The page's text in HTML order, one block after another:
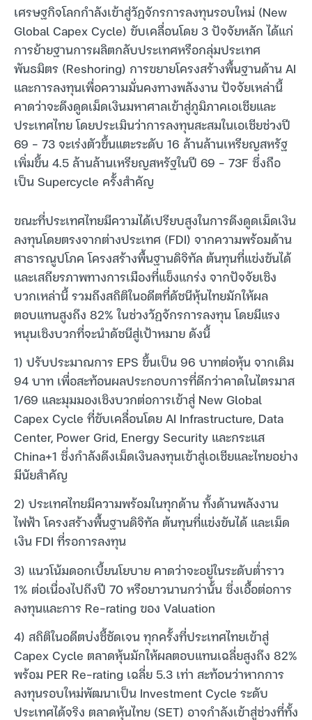
เศรษฐกิจโลกกำลังเข้าสู่วัฏจักรการลงทุนรอบใหม่ (New
Global Capex Cycle) ขับเคลื่อนโดย 3 ปัจจัยหลัก ได้แก่
การย้ายฐานการผลิตกลับประเทศหรือกลุ่มประเทศ
พันธมิตร (Reshoring) การขยายโครงสร้างพื้นฐานด้าน AI
และการลงทุนเพื่อความมั่นคงทางพลังงาน ปัจจัยเหล่านี้
คาดว่าจะดึงดูดเม็ดเงินมหาศาลเข้าสู่ภูมิภาคเอเชียและ
ประเทศไทย โดยประเมินว่าการลงทุนสะสมในเอเชียช่วงปี
69 – 73 จะเร่งตัวขึ้นแตะระดับ 16 ล้านล้านเหรียญสหรัฐ
เพิ่มขึ้น 4.5 ล้านล้านเหรียญสหรัฐในปี 69 – 73F ซึ่งถือ
เป็น Supercycle ครั้งสำคัญ
ขณะที่ประเทศไทยมีความได้เปรียบสูงในการดึงดูดเม็ดเงิน
ลงทุนโดยตรงจากต่างประเทศ (FDI) จากความพร้อมด้าน
สาธารณูปโภค โครงสร้างพื้นฐานดิจิทัล ต้นทุนที่แข่งขันได้
และเสถียรภาพทางการเมืองที่แข็งแกร่ง จากปัจจัยเชิง
บวกเหล่านี้ รวมถึงสถิติในอดีตที่ดัชนีหุ้นไทยมักให้ผล
ตอบแทนสูงถึง 82% ในช่วงวัฏจักรการลงทุน โดยมีแรง
หนุนเชิงบวกที่จะนำดัชนีสู่เป้าหมาย ดังนี้
1) ปรับประมาณการ EPS ขึ้นเป็น 96 บาทต่อหุ้น จากเดิม
94 บาท เพื่อสะท้อนผลประกอบการที่ดีกว่าคาดในไตรมาส
1/69 และมุมมองเชิงบวกต่อการเข้าสู่ New Global
Capex Cycle ที่ขับเคลื่อนโดย AI Infrastructure, Data
Center, Power Grid, Energy Security และกระแส
China+1 ซึ่งกำลังดึงเม็ดเงินลงทุนเข้าสู่เอเชียและไทยอย่าง
มีนัยสำคัญ
2) ประเทศไทยมีความพร้อมในทุกด้าน ทั้งด้านพลังงาน
ไฟฟ้า โครงสร้างพื้นฐานดิจิทัล ต้นทุนที่แข่งขันได้ และเม็ด
เงิน FDI ที่รอการลงทุน
3) แนวโน้มดอกเบี้ยนโยบาย คาดว่าจะอยู่ในระดับต่ำราว
1% ต่อเนื่องไปถึงปี 70 หรือยาวนานกว่านั้น ซึ่งเอื้อต่อการ
ลงทุนและการ Re-rating ของ Valuation
4) สถิติในอดีตบ่งชี้ชัดเจน ทุกครั้งที่ประเทศไทยเข้าสู่
Capex Cycle ตลาดหุ้นมักให้ผลตอบแทนเฉลี่ยสูงถึง 82%
พร้อม PER Re-rating เฉลี่ย 5.3 เท่า สะท้อนว่าหากการ
ลงทุนรอบใหม่พัฒนาเป็น Investment Cycle ระดับ
ประเทศได้จริง ตลาดหุ้นไทย (SET) อาจกำลังเข้าสู่ช่วงที่ทั้ง